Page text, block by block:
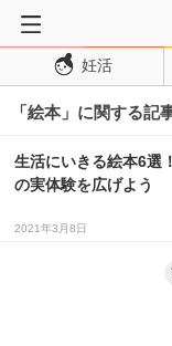
トップページ
妊活
妊娠・出産
妊娠超初期
妊娠初期
妊活
「絵本」に関する記
生活にいきる絵本6選
の実体験を広げよう
2021年3月8日